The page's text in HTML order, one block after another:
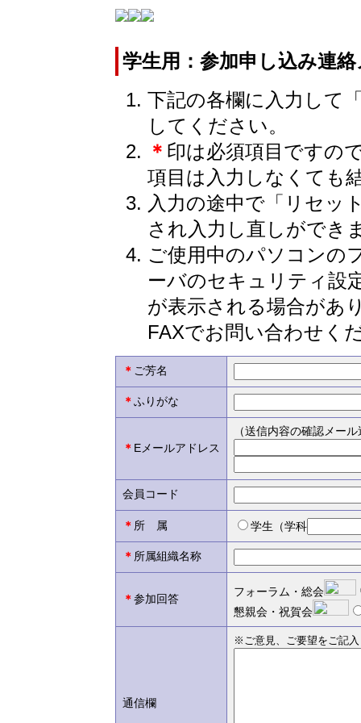
学生用：参加申し込み連
下記の各欄に入力して
してください。
＊ 印は必須項目ですの
項目は入力しなくても
入力の途中で「リセッ
され入力し直しができ
ご使用中のパソコンの
ーバのセキュリティ設
が表示される場合があ
FAXでお問い合わせく
＊ ご芳名
＊ ふりがな
＊ Eメールアドレス
（送信内容の確認メー
会員コード
＊ 所 属 学生（学科
＊ 所属組織名称
＊ 参加回答
フォーラム・総会
懇親会・祝賀会
通信欄
※ご意見、ご要望をご記